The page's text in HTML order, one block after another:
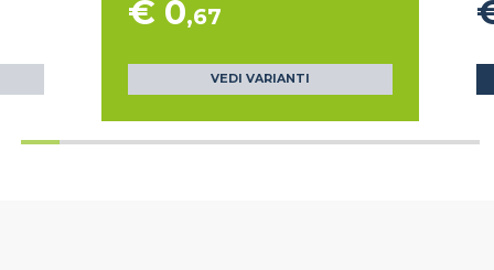
€ 0,67
VEDI VARIANTI